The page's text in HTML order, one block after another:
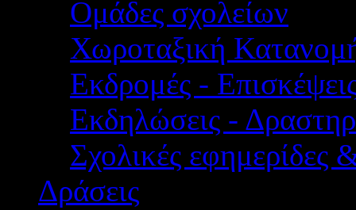
Ομάδες σχολείων
Χωροταξική
Εκδρομές -
Εκδηλώσεις -
Σχολικές εφημερίδες
Δράσεις